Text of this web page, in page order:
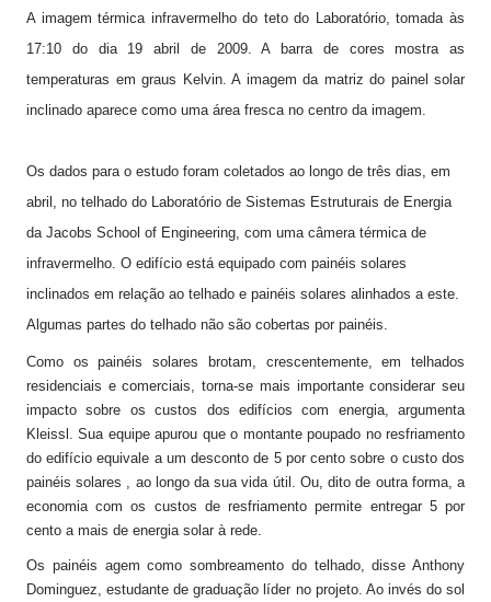
A imagem térmica infravermelho do teto do Laboratório, tomada às
17:10 do dia 19 abril de 2009. A barra de cores mostra as
temperaturas em graus Kelvin. A imagem da matriz do painel solar
inclinado aparece como uma área fresca no centro da imagem.
Os dados para o estudo foram coletados ao longo de três dias, em
abril, no telhado do Laboratório de Sistemas Estruturais de Energia
da Jacobs School of Engineering, com uma câmera térmica de
infravermelho. O edifício está equipado com painéis solares
inclinados em relação ao telhado e painéis solares alinhados a este.
Algumas partes do telhado não são cobertas por painéis.
Como os painéis solares brotam, crescentemente, em telhados
residenciais e comerciais, torna-se mais importante considerar seu
impacto sobre os custos dos edifícios com energia, argumenta
Kleissl. Sua equipe apurou que o montante poupado no resfriamento
do edifício equivale a um desconto de 5 por cento sobre o custo dos
painéis solares , ao longo da sua vida útil. Ou, dito de outra forma, a
economia com os custos de resfriamento permite entregar 5 por
cento a mais de energia solar à rede.
Os painéis agem como sombreamento do telhado, disse Anthony
Dominguez, estudante de graduação líder no projeto. Ao invés do sol